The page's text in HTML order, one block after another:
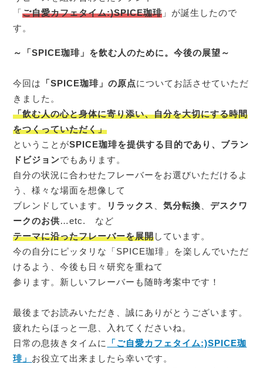
「ご自愛カフェタイム:)SPICE珈琲 」が誕生したので
す。
～「SPICE珈琲」を飲む人のために。今後の展望～
今回は 「SPICE珈琲」の原点についてお話させていただ
きました。
「飲む人の心と身体に寄り添い、自分を大切にする時間
をつくっていただく」
ということがSPICE珈琲を提供する目的であり、ブラン
ドビジョンでもあります。
自分の状況に合わせたフレーバーをお選びいただけるよ
う、様々な場面を想像して
ブレンドしています。
リラックス 、気分転換 、デスクワ
ークのお供…etc. など
テーマに沿ったフレーバーを展開しています。
今の自分にピッタリな「SPICE珈琲」を楽しんでいただ
けるよう、今後も日々研究を重ねて
参ります。新しいフレーバーも随時考案中です！
最後までお読みいただき、誠にありがとうございます。
疲れたらほっと一息、入れてくださいね。
日常の息抜きタイムに
「ご自愛カフェタイム:)SPICE珈
琲」 お役立て出来ましたら幸いです。